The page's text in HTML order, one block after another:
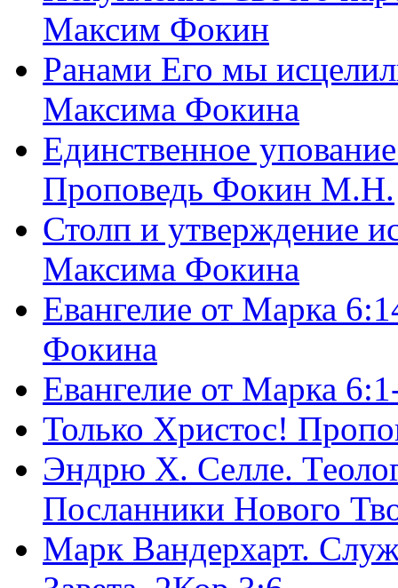
Максим Фокин
Ранами Его мы
Максима Фокина
Единственное
Проповедь Фокин М.Н.
Столп и утверждение
Максима Фокина
Евангелие от Марка
Фокина
Евангелие от Марка
Только Христос!
Эндрю Х. Селле.
Посланники Нового
Марк Вандерхарт.